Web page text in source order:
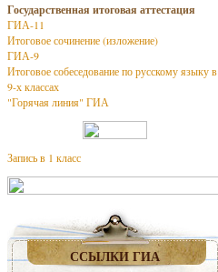
Государственная итоговая аттестация
ГИА-11
Итоговое сочинение (изложение)
ГИА-9
Итоговое собеседование по русскому языку в
9-х классах
"Горячая линия" ГИА
Запись в 1 класс
ССЫЛКИ ГИА